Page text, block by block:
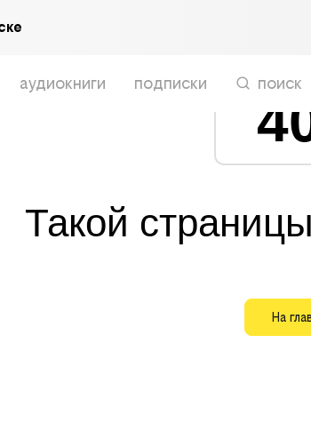
аудиокниги подписки поиск
Такой
На